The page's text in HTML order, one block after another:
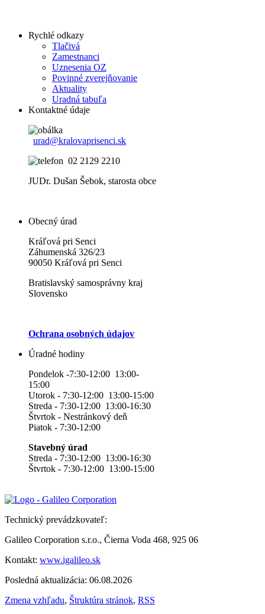
Rychlé odkazy
Tlačivá
Zamestnanci
Uznesenia OZ
Povinné zverejňovanie
Aktuality
Uradná tabuľa
Kontaktné údaje
urad@kralovaprisenci.sk
02 2129 2210
JUDr. Dušan Šebok, starosta obce
Obecný úrad
Kráľová pri Senci
Záhumenská 326/23
90050 Kráľová pri Senci
Bratislavský samosprávny kraj
Slovensko
Ochrana osobných údajov
Úradné hodiny
Pondelok -7:30-12:00 13:00-
15:00
Utorok - 7:30-12:00 13:00-15:00
Streda - 7:30-12:00 13:00-16:30
Štvrtok - Nestránkový deň
Piatok - 7:30-12:00
Stavebný úrad
Streda - 7:30-12:00 13:00-16:30
Štvrtok - 7:30-12:00 13:00-15:00
Technický prevádzkovateľ:
Galileo Corporation s.r.o., Čierna Voda 468, 925 06
Kontakt: www.igalileo.sk
Posledná aktualizácia: 06.08.2026
Zmena vzhľadu, Štruktúra stránok, RSS